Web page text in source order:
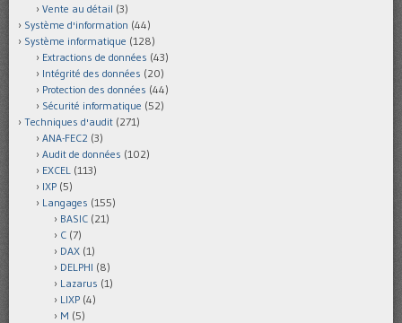
Vente au détail (3)
Système d'information (44)
Système informatique (128)
Extractions de données (43)
Intégrité des données (20)
Protection des données (44)
Sécurité informatique (52)
Techniques d'audit (271)
ANA-FEC2 (3)
Audit de données (102)
EXCEL (113)
IXP (5)
Langages (155)
BASIC (21)
C (7)
DAX (1)
DELPHI (8)
Lazarus (1)
LIXP (4)
M (5)